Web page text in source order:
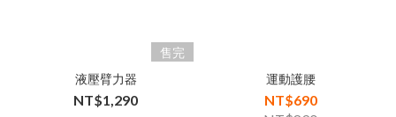
售完
液壓臂力器
NT$1,290
運動護腰
NT$690